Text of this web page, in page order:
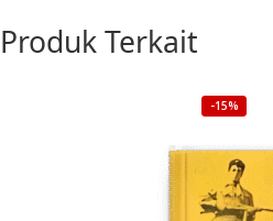
Produk Terkait
-15%